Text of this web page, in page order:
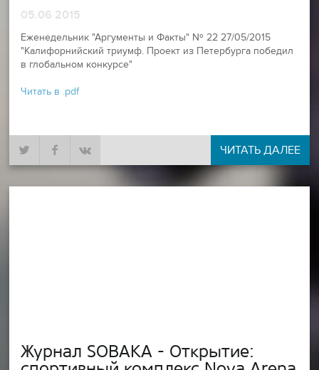
05.06 2015
Еженедельник "Аргументы и Факты" № 22 27/05/2015
"Калифорнийский триумф. Проект из Петербурга победил
в глобальном конкурсе"
Читать в .pdf
ЧИТАТЬ ДАЛЕЕ
Журнал SOBAKA - Открытие: